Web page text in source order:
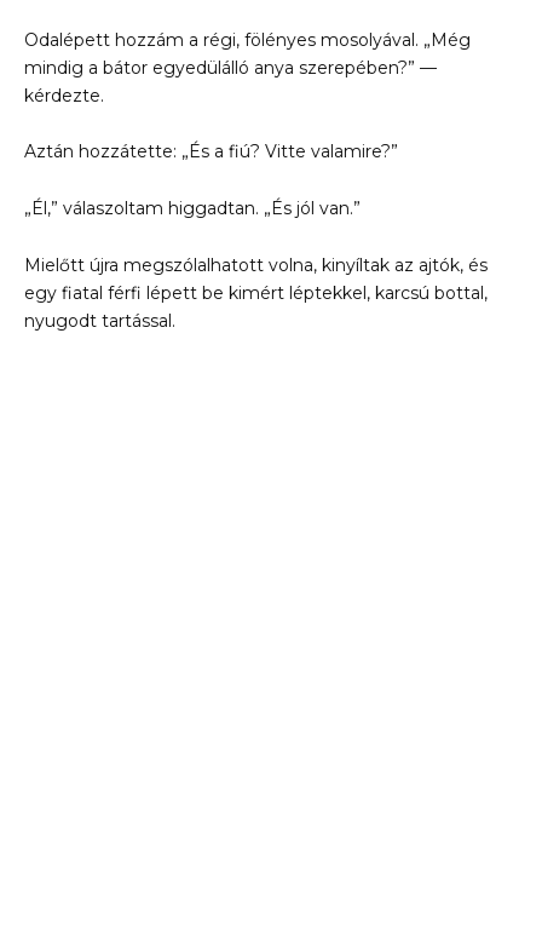
Odalépett hozzám a régi, fölényes mosolyával. „Még
mindig a bátor egyedülálló anya szerepében?” —
kérdezte.
Aztán hozzátette: „És a fiú? Vitte valamire?”
„Él,” válaszoltam higgadtan. „És jól van.”
Mielőtt újra megszólalhatott volna, kinyíltak az ajtók, és
egy fiatal férfi lépett be kimért léptekkel, karcsú bottal,
nyugodt tartással.